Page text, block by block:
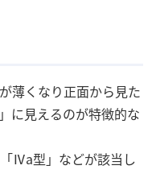
薄くなり正面から見た
に見えるのが特徴的な
Ⅳa型」などが該当し